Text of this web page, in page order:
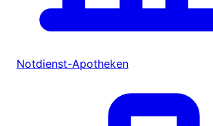
Notdienst-Apotheken